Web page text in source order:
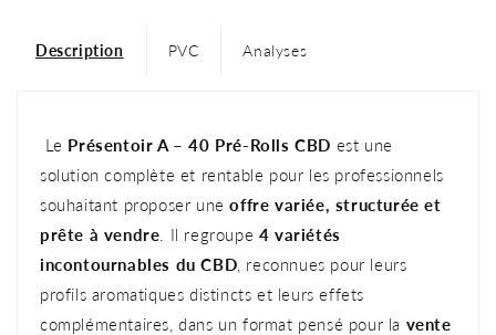
Description PVC Analyses
Le Présentoir A – 40 Pré-Rolls CBD est une
solution complète et rentable pour les professionnels
souhaitant proposer uneoffre variée, structurée et
prête à vendre . Il regroupe 4 variétés
incontournables du CBD , reconnues pour leurs
profils aromatiques distincts et leurs effets
complémentaires, dans un format pensé pour la vente